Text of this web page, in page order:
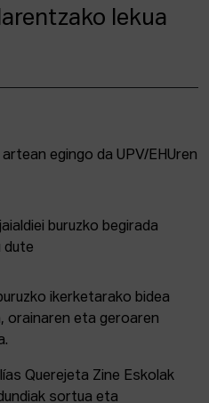
lekua
egingo da UPV/EHUren
ikerketarako bidea
orainaren eta geroaren
Querejeta Zine Eskolak
sortua eta